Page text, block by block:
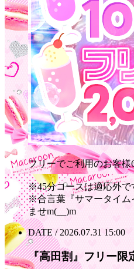
フリーでご利用のお客様
※45分コースは適応外で
※合言葉『サマータイム
ませm(__)m
DATE / 2026.07.31 15:00
『高田割』フリー限